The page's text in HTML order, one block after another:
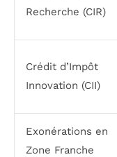
Recherche (CIR)
Crédit d’Impôt
Innovation (CII)
Exonérations en
Zone Franche